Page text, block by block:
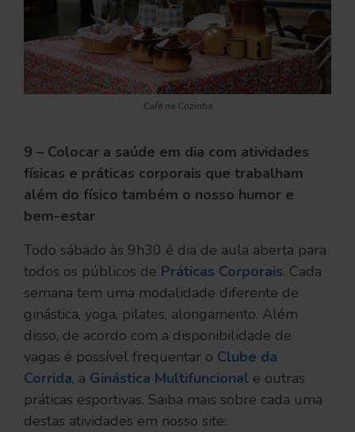
Café na Cozinha
9 – Colocar a saúde em dia com atividades
físicas e práticas corporais que trabalham
além do físico também o nosso humor e
bem-estar
Todo sábado às 9h30 é dia de aula aberta para
todos os públicos de Práticas Corporais. Cada
semana tem uma modalidade diferente de
ginástica, yoga, pilates, alongamento. Além
disso, de acordo com a disponibilidade de
vagas é possível frequentar o Clube da
Corrida, a Ginástica Multifuncional e outras
práticas esportivas. Saiba mais sobre cada uma
destas atividades em nosso site: